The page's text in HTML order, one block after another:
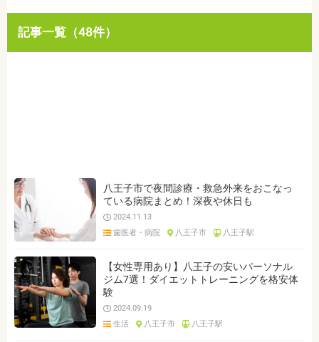
おでかけ
カテゴリを選ぶ
すべて グルメ 美容・健康 歯医者・病院 おでかけ
記事一覧（48件）
八王子市で夜間診療・救急外来をおこなっ
ている病院まとめ！深夜や休日も
2024.11.13
歯医者・病院
八王子市 八王子駅
【女性専用あり】八王子の安いパーソナル
ジム7選！ダイエットトレーニングを格安体
験
2024.09.19
生活
八王子市 八王子駅